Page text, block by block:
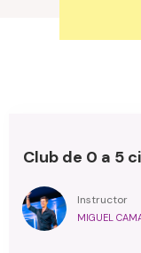
Club de 0 a 5
Instructor
MIGUEL